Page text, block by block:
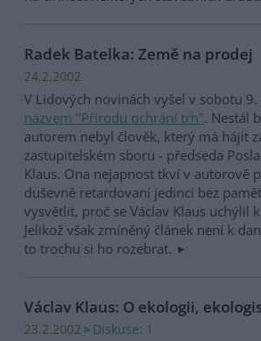
Radek Batelka: Země na prodej
24.2.2002
V Lidových novinách vyšel v sobotu
názvem "Přírodu ochrání trh". Nestál
autorem nebyl člověk, který má hájit
zastupitelském sboru - předseda
Klaus. Ona nejapnost tkví v autorově
duševně retardovaní jedinci bez
vysvětlit, proč se Václav Klaus uchýlil
Jelikož však zmíněný článek není k
to trochu si ho rozebrat.
Václav Klaus: O ekologii,
23.2.2002 Diskuse: 1